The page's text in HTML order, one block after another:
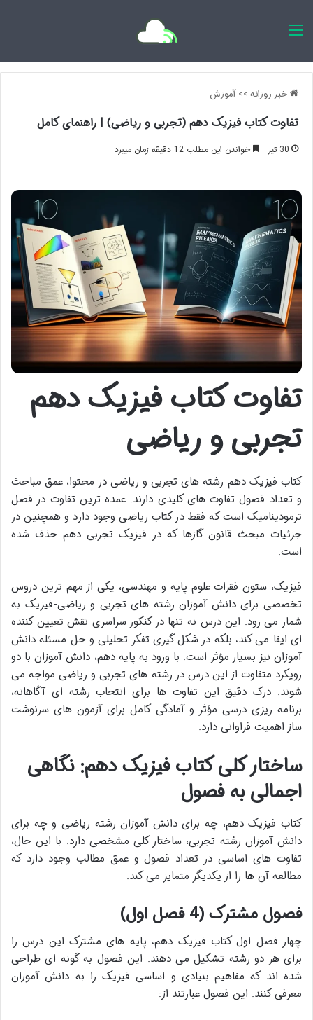
خبر روزانه>>آموزش
تفاوت کتاب فیزیک دهم (تجربی و ریاضی) | راهنمای کامل
30 تیر خواندن این مطلب 12 دقیقه زمان میبرد
تفاوت کتاب فیزیک دهم
تجربی و ریاضی
کتاب فیزیک دهم رشته های تجربی و ریاضی در محتوا، عمق مباحث
و تعداد فصول تفاوت های کلیدی دارند. عمده ترین تفاوت در فصل
ترمودینامیک است که فقط در کتاب ریاضی وجود دارد و همچنین در
جزئیات مبحث قانون گازها که در فیزیک تجربی دهم حذف شده
است.
فیزیک، ستون فقرات علوم پایه و مهندسی، یکی از مهم ترین دروس
تخصصی برای دانش آموزان رشته های تجربی و ریاضی-فیزیک به
شمار می رود. این درس نه تنها در کنکور سراسری نقش تعیین کننده
ای ایفا می کند، بلکه در شکل گیری تفکر تحلیلی و حل مسئله دانش
آموزان نیز بسیار مؤثر است. با ورود به پایه دهم، دانش آموزان با دو
رویکرد متفاوت از این درس در رشته های تجربی و ریاضی مواجه می
شوند. درک دقیق این تفاوت ها برای انتخاب رشته ای آگاهانه،
برنامه ریزی درسی مؤثر و آمادگی کامل برای آزمون های سرنوشت
ساز اهمیت فراوانی دارد.
ساختار کلی کتاب فیزیک دهم: نگاهی
اجمالی به فصول
کتاب فیزیک دهم، چه برای دانش آموزان رشته ریاضی و چه برای
دانش آموزان رشته تجربی، ساختار کلی مشخصی دارد. با این حال،
تفاوت های اساسی در تعداد فصول و عمق مطالب وجود دارد که
مطالعه آن ها را از یکدیگر متمایز می کند.
فصول مشترک (4 فصل اول)
چهار فصل اول کتاب فیزیک دهم، پایه های مشترک این درس را
برای هر دو رشته تشکیل می دهند. این فصول به گونه ای طراحی
شده اند که مفاهیم بنیادی و اساسی فیزیک را به دانش آموزان
معرفی کنند. این فصول عبارتند از: